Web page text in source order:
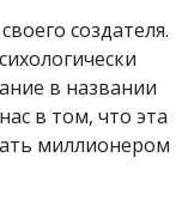
создателя.
в названии
в том, что эта
миллионером